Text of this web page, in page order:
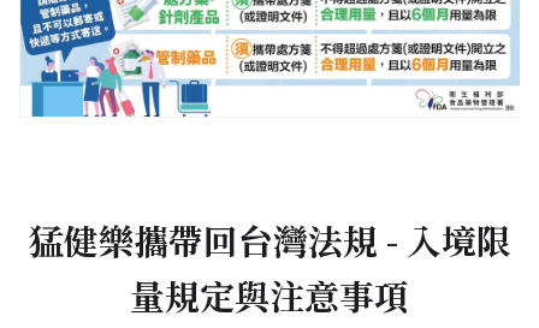
猛健樂攜帶回台灣法規 - 入境限
量規定與注意事項